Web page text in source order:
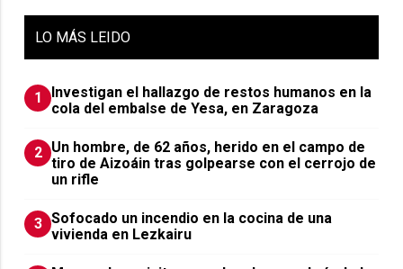
LO MÁS LEIDO
1
Investigan el hallazgo de restos humanos en la
cola del embalse de Yesa, en Zaragoza
2 Un hombre, de 62 años, herido en el campo de
tiro de Aizoáin tras golpearse con el cerrojo de
un rifle
3 Sofocado un incendio en la cocina de una
vivienda en Lezkairu